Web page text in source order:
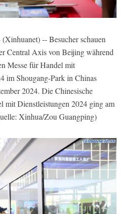
-- Besucher schauen
Central Axis von Beijing während
Messe für Handel mit
im Shougang-Park in Chinas
2024. Die Chinesische
mit Dienstleistungen 2024 ging am
Xinhua/Zou Guangping)